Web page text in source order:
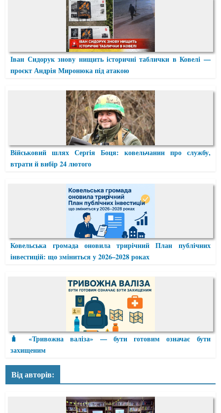
Іван Сидорук знову нищить історичні таблички в Ковелі —
проєкт Андрія Миронюка під атакою
Військовий шлях Сергія Боця: ковельчанин про службу,
втрати й вибір 24 лютого
Ковельська громада оновила трирічний План публічних
інвестицій: що зміниться у 2026–2028 роках
🧳 «Тривожна валіза» — бути готовим означає бути
захищеним
Від авторів: